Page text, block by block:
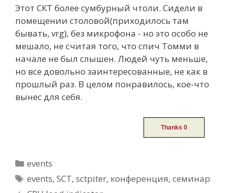
Этот СКТ более сумбурный чтоли. Сидели в
помещении столовой(приходилось там
бывать, vrg), без микрофона - но это особо не
мешало, не считая того, что спич Томми в
начале не был слышен. Людей чуть меньше,
но все довольно заинтересованные, не как в
прошлый раз. В целом понравилось, кое-что
вынес для себя.
Categories
events
Tags
events,SCT,sctpiter, конференция,семинар